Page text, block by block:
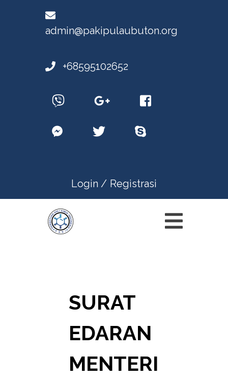
admin@pakipulaubuton.org
+68595102652
Login / Registrasi
SURAT
EDARAN
MENTERI